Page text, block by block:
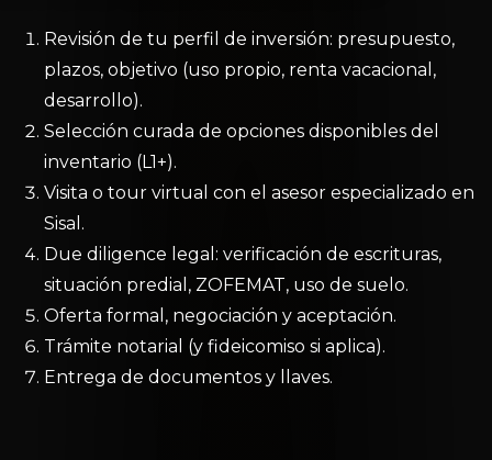
Revisión de tu perfil de inversión: presupuesto,
plazos, objetivo (uso propio, renta vacacional,
desarrollo).
Selección curada de opciones disponibles del
inventario (L1+).
Visita o tour virtual con el asesor especializado en
Sisal.
Due diligence legal: verificación de escrituras,
situación predial, ZOFEMAT, uso de suelo.
Oferta formal, negociación y aceptación.
Trámite notarial (y fideicomiso si aplica).
Entrega de documentos y llaves.